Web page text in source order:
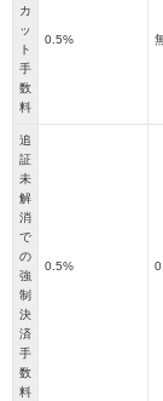
カ
ッ
ト
手
数
料
0.5%
追
証
未
解
消
で
の
強
制
決
済
手
数
料
0.5%